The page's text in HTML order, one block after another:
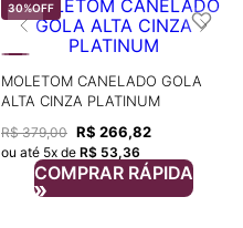
30%OFF
MOLETOM CANELADO GOLA
ALTA CINZA PLATINUM
R$ 379,00 R$ 266,82
ou até 5x de R$ 53,36
COMPRAR RÁPIDA